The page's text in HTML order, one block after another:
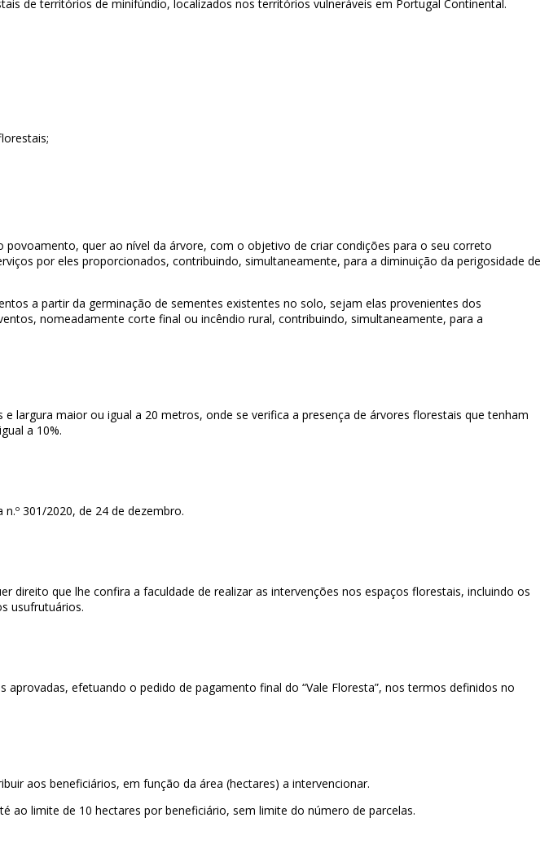
de territórios de minifúndio, localizados nos territórios vulneráveis em Portugal Continental.
quer ao nível da árvore, com o objetivo de criar condições para o seu correto
por eles proporcionados, contribuindo, simultaneamente, para a diminuição da perigosidade de
a partir da germinação de sementes existentes no solo, sejam elas provenientes dos
nomeadamente corte final ou incêndio rural, contribuindo, simultaneamente, para a
largura maior ou igual a 20 metros, onde se verifica a presença de árvores florestais que tenham
a 10%.
301/2020, de 24 de dezembro.
direito que lhe confira a faculdade de realizar as intervenções nos espaços florestais, incluindo os
usufrutuários.
efetuando o pedido de pagamento final do “Vale Floresta”, nos termos definidos no
aos beneficiários, em função da área (hectares) a intervencionar.
ao limite de 10 hectares por beneficiário, sem limite do número de parcelas.